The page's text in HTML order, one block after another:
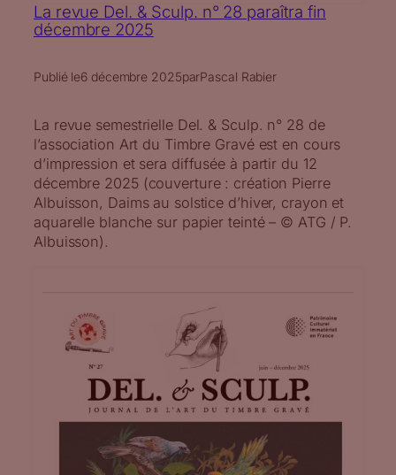
La revue Del. & Sculp. n° 28 paraîtra fin
décembre 2025
Publié le6 décembre 2025parPascal Rabier
La revue semestrielle Del. & Sculp. n° 28 de
l’association Art du Timbre Gravé est en cours
d’impression et sera diffusée à partir du 12
décembre 2025 (couverture : création Pierre
Albuisson, Daims au solstice d’hiver, crayon et
aquarelle blanche sur papier teinté – © ATG / P.
Albuisson).